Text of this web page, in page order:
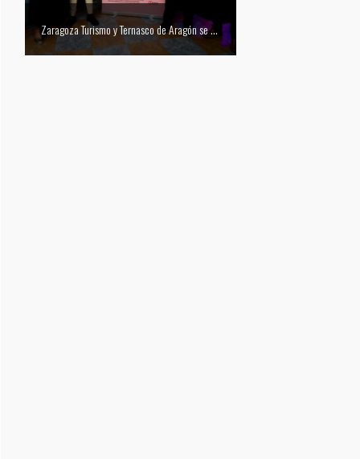
Zaragoza Turismo y Ternasco de Aragón se unen para promocionar la ciudad a través de su gastronomía